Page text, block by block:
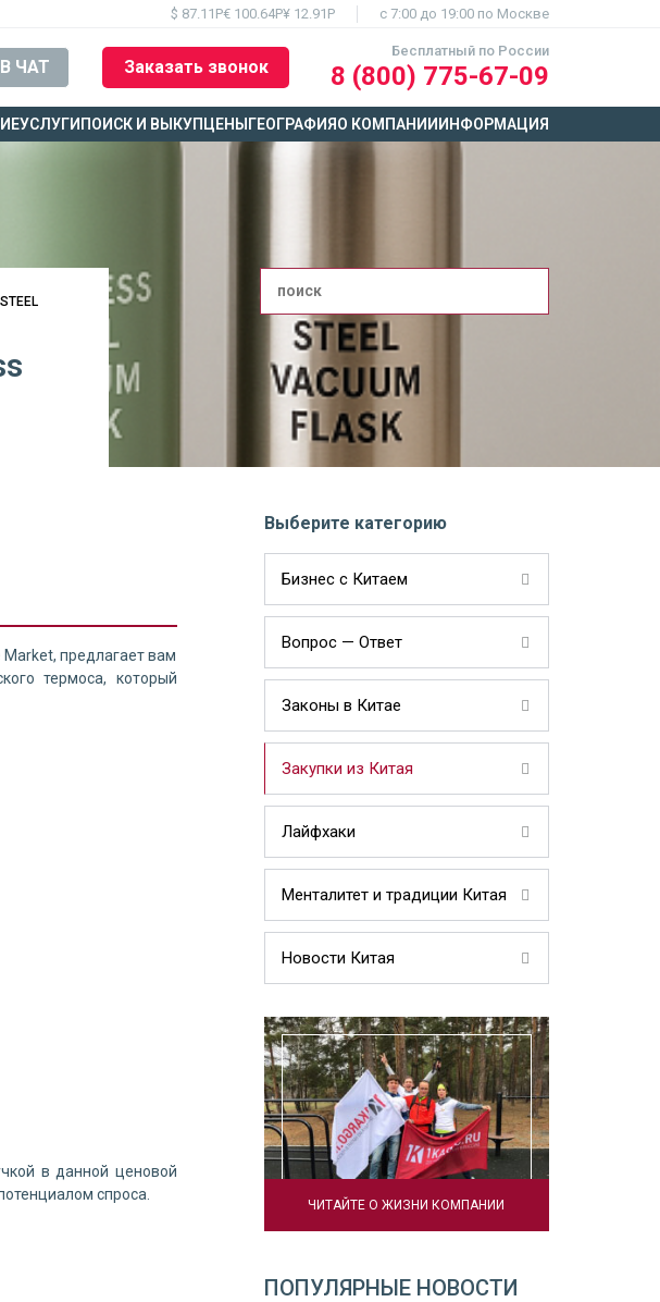
$ 87.11Р€ 100.64Р¥ 12.91Р c 7:00 до 19:00 по Москве
ЧАТ Заказать звонок
Бесплатный по России
8 (800) 775-67-09
УСЛУГИ ПОИСК И ВЫКУП ЦЕНЫ ГЕОГРАФИЯО КОМПАНИИ ИНФОРМАЦИЯ
предлагает вам
термоса, который
в данной ценовой
спроса.
Выберите категорию
Бизнес с Китаем
Вопрос — Ответ
Законы в Китае
Закупки из Китая
Лайфхаки
Менталитет и традиции Китая
Новости Китая
ЧИТАЙТЕ О ЖИЗНИ КОМПАНИИ
ПОПУЛЯРНЫЕ НОВОСТИ